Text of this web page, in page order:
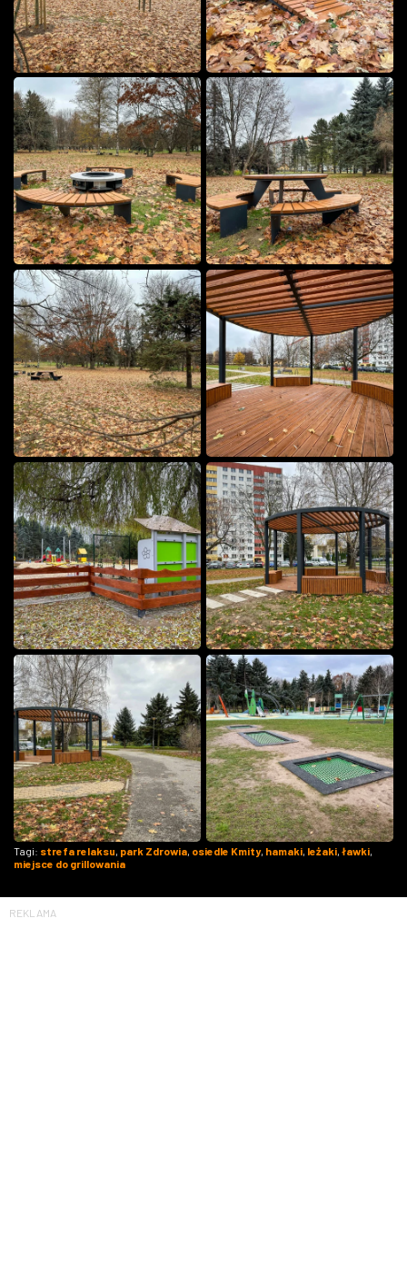
Tagi: strefa relaksu, park Zdrowia, osiedle Kmity, hamaki, leżaki, ławki,
miejsce do grillowania
REKLAMA